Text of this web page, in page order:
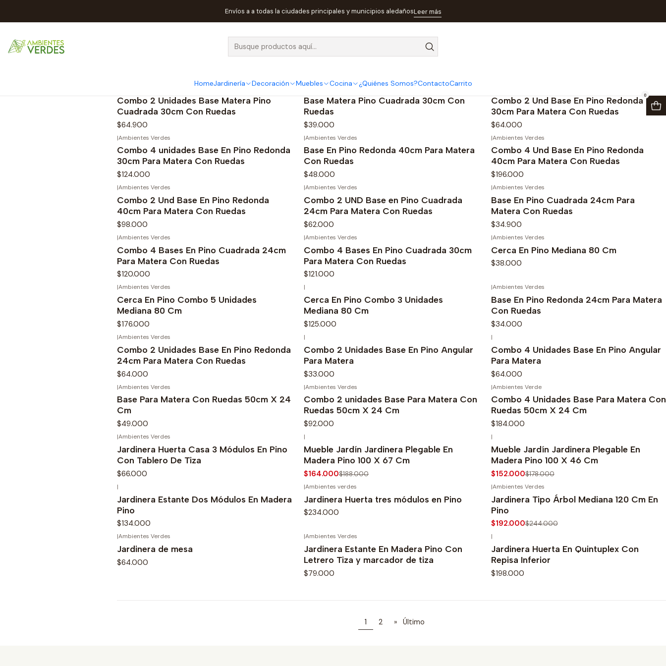
HomeJardinería Decoración Muebles Cocina ¿Quiénes Somos?ContactoCarrito
0
Envíos a a todas la ciudades principales y municipios aledañosLeer más
Inicio Jardinería
Jardinería
Combo 2 Unidades Base Matera Pino
Cuadrada 30cm Con Ruedas
$64.900
|Ambientes Verdes
Base Matera Pino Cuadrada 30cm Con
Ruedas
$39.000
Combo 2 Und Base En Pino Redonda
30cm Para Matera Con Ruedas
$64.000
|Ambientes Verdes
Combo 4 unidades Base En Pino Redonda
30cm Para Matera Con Ruedas
$124.000
|Ambientes Verdes
Base En Pino Redonda 40cm Para Matera
Con Ruedas
$48.000
|Ambientes Verdes
Combo 4 Und Base En Pino Redonda
40cm Para Matera Con Ruedas
$196.000
|Ambientes Verdes
Combo 2 Und Base En Pino Redonda
40cm Para Matera Con Ruedas
$98.000
|Ambientes Verdes
Combo 2 UND Base en Pino Cuadrada
24cm Para Matera Con Ruedas
$62.000
|Ambientes Verdes
Base En Pino Cuadrada 24cm Para
Matera Con Ruedas
$34.900
|Ambientes Verdes
Combo 4 Bases En Pino Cuadrada 24cm
Para Matera Con Ruedas
$120.000
|Ambientes Verdes
Combo 4 Bases En Pino Cuadrada 30cm
Para Matera Con Ruedas
$121.000
|Ambientes Verdes
Cerca En Pino Mediana 80 Cm
$38.000
|Ambientes Verdes
Cerca En Pino Combo 5 Unidades
Mediana 80 Cm
$176.000
|
Cerca En Pino Combo 3 Unidades
Mediana 80 Cm
$125.000
|Ambientes Verdes
Base En Pino Redonda 24cm Para Matera
Con Ruedas
$34.000
|Ambientes Verdes
Combo 2 Unidades Base En Pino Redonda
24cm Para Matera Con Ruedas
$64.000
|
Combo 2 Unidades Base En Pino Angular
Para Matera
$33.000
|
Combo 4 Unidades Base En Pino Angular
Para Matera
$64.000
|Ambientes Verdes
Base Para Matera Con Ruedas 50cm X 24
Cm
$49.000
|Ambientes Verdes
Combo 2 unidades Base Para Matera Con
Ruedas 50cm X 24 Cm
$92.000
|Ambientes Verde
Combo 4 Unidades Base Para Matera Con
Ruedas 50cm X 24 Cm
$184.000
|Ambientes Verdes
Jardinera Huerta Casa 3 Módulos En Pino
Con Tablero De Tiza
$66.000
|
Mueble Jardín Jardinera Plegable En
Madera Pino 100 X 67 Cm
$164.000$188.000
-15%
|
Mueble Jardín Jardinera Plegable En
Madera Pino 100 X 46 Cm
$152.000$178.000
|
Jardinera Estante Dos Módulos En Madera
Pino
$134.000
|Ambientes verdes
Jardinera Huerta tres módulos en Pino
$234.000
-21%OFF
|Ambientes Verdes
Jardinera Tipo Árbol Mediana 120 Cm En
Pino
$192.000$244.000
|Ambientes Verdes
Jardinera de mesa
$64.000
|Ambientes Verdes
Jardinera Estante En Madera Pino Con
Letrero Tiza y marcador de tiza
$79.000
|
Jardinera Huerta En Quintuplex Con
Repisa Inferior
$198.000
1 2 » Último